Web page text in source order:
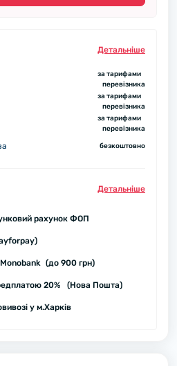
Детальнiше
за тарифами
перевізника
за тарифами
перевізника
за тарифами
перевізника
безкоштовно
Детальнiше
рахунок ФОП
(до 900 грн)
20% (Нова Пошта)
у м.Харків